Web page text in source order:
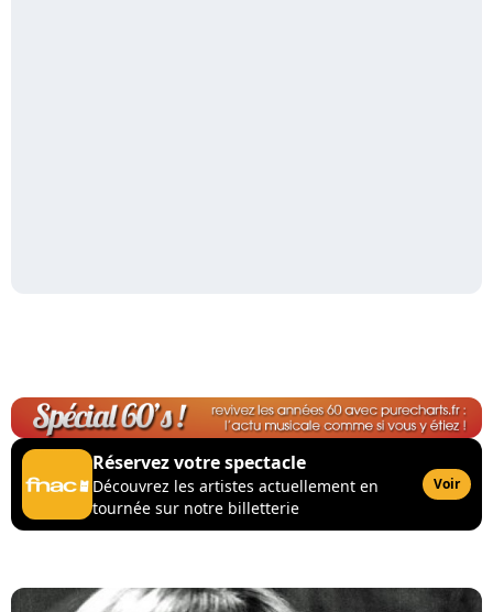
Réservez votre spectacle
Découvrez les artistes actuellement en
tournée sur notre billetterie
Voir